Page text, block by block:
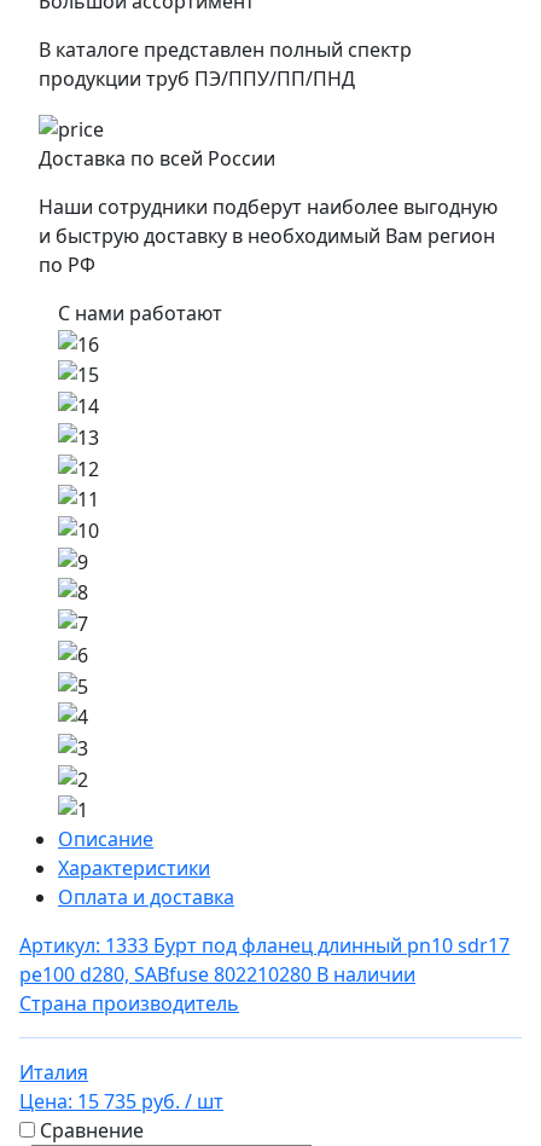
В каталоге представлен полный спектр
продукции труб ПЭ/ППУ/ПП/ПНД
Доставка по всей России
Наши сотрудники подберут наиболее выгодную
и быструю доставку в необходимый Вам регион
по РФ
С нами работают
Описание
Характеристики
Оплата и доставка
Артикул: 1333 Бурт под фланец длинный pn10 sdr17
pe100 d280, SABfuse 802210280 В наличии
Страна производитель
Италия
Цена: 15 735 руб. / шт
Сравнение